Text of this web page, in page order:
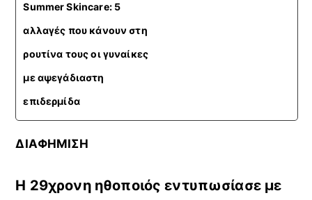
Summer Skincare: 5
αλλαγές που κάνουν στη
ρουτίνα τους οι γυναίκες
με αψεγάδιαστη
επιδερμίδα
ΔΙΑΦΗΜΙΣΗ
Η 29χρονη ηθοποιός εντυπωσίασε με